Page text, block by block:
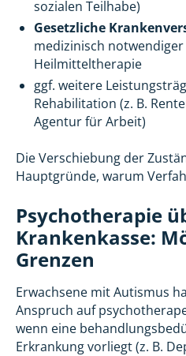
sozialen Teilhabe)
Gesetzliche
medizinisch
Heilmitteltherapie
ggf. weitere
Rehabilitation (z. B.
Agentur für Arbeit)
Die Verschiebung der
Hauptgründe, warum
Psychotherapie
Krankenkasse:
Grenzen
Erwachsene mit Autismus
Anspruch auf
wenn eine
Erkrankung vorliegt (z. B.